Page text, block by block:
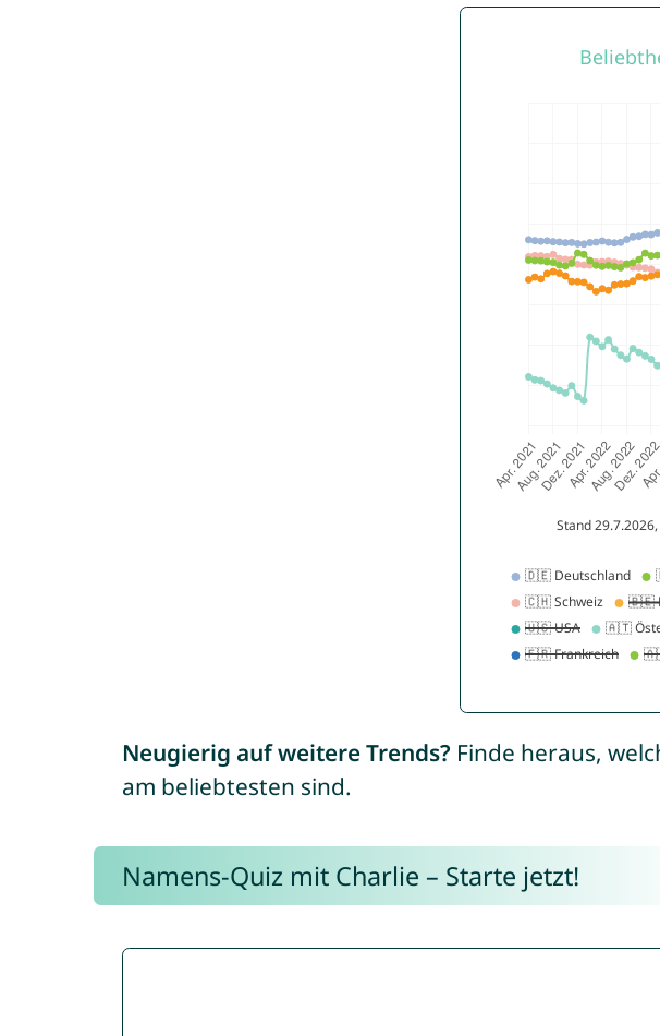
Neugierig auf weitere Trends? Finde heraus,
am beliebtesten sind.
Namens-Quiz mit Charlie – Starte jetzt!